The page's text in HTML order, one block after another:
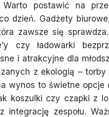
postawić na
dzień. Gadżety
zawsze się
czy ładowarki
i atrakcyjne dla
z ekologią –
wynos to świetne opcje
koszulki czy czapki z
integrację zespołu.